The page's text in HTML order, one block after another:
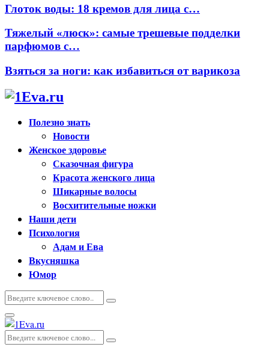
Глоток воды: 18 кремов для лица с…
Тяжелый «люск»: самые трешевые подделки
парфюмов с…
Взяться за ноги: как избавиться от варикоза
Полезно знать
Новости
Женское здоровье
Сказочная фигура
Красота женского лица
Шикарные волосы
Восхитительные ножки
Наши дети
Психология
Адам и Ева
Вкусняшка
Юмор
Искать:
Поиск
Основное
меню
Искать:
Поиск